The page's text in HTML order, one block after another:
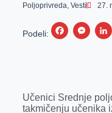
Poljoprivreda, Vesti 27.
Podeli:
F
b
M
e
Učenici Srednje
takmičenju učenika